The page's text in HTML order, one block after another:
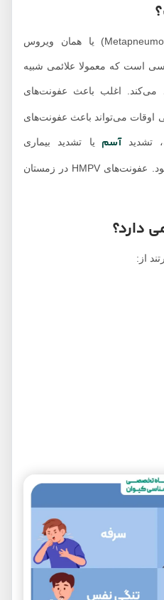
متاپنوموویروس انسانی (Metapneumovirus) یا همان ویروس
که معمولا علائمی شبیه
اغلب باعث عفونت‌های
می‌تواند باعث عفونت‌های
آسمیا تشدید بیماری
انسدادی مزمن ریه (COPD) شود. عفونت‌های HMPV در زمستان